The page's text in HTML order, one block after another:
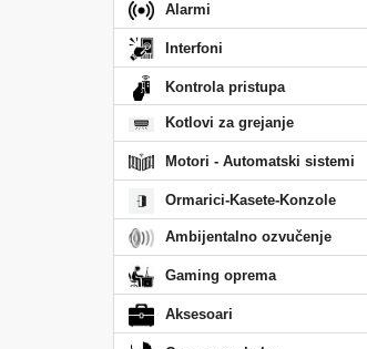
Alarmi
Interfoni
Kontrola pristupa
Kotlovi za grejanje
Motori - Automatski sistemi
Ormarici-Kasete-Konzole
Ambijentalno ozvučenje
Gaming oprema
Aksesoari